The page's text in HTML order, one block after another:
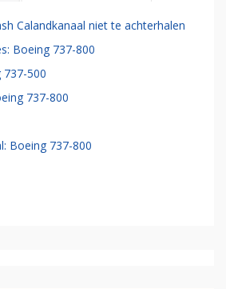
Calandkanaal niet te achterhalen
Boeing 737-800
737-500
737-800
Boeing 737-800